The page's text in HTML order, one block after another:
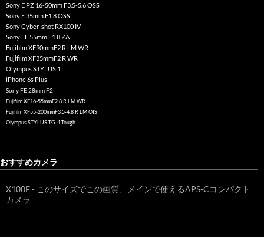
Sony E PZ 16-50mm F3.5-5.6 OSS
Sony E 35mm F1.8 OSS
Sony Cyber-shot RX100 IV
Sony FE 55mm F1.8 ZA
Fujifilm XF90mmF2 R LM WR
Fujifilm XF35mmF2 R WR
Olympus STYLUS 1
iPhone 6s Plus
Sony FE 28mm F2
Fujifilm XF16-55mmF2.8 R LM WR
Fujifilm XF55-200mmF3.5-4.8 R LM OIS
Olympus STYLUS TG-4 Tough
おすすめカメラ
X100F - このサイズでこの画質、メインで使えるAPS-Cコンパクト
カメラ